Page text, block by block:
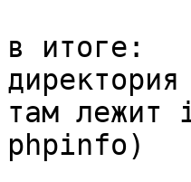
в итоге:
там
phpinfo)